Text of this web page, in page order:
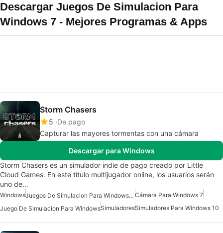
Descargar Juegos De Simulacion Para
Windows 7 - Mejores Programas & Apps
Storm Chasers
5 De pago
Capturar las mayores tormentas con una cámara
Descargar para Windows
Storm Chasers es un simulador indie de pago creado por Little
Cloud Games. En este título multijugador online, los usuarios serán
uno de…
Windows Juegos De Simulacion Para Windows 10 Cámara Para Windows 7
Juego De Simulacion Para WindowsSimuladoresSimuladores Para Windows 10